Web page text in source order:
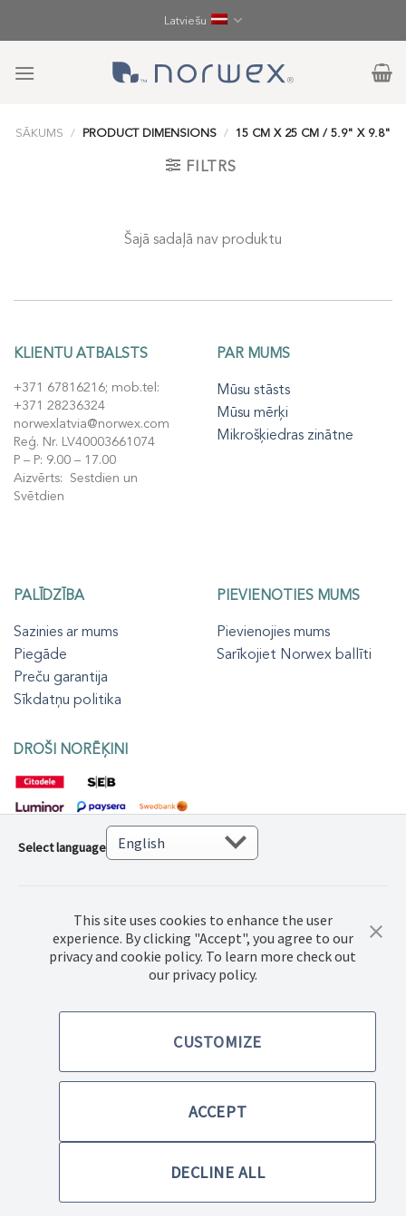
Latviešu
SĀKUMS / PRODUCT DIMENSIONS / 15 CM X 25 CM / 5.9" X 9.8"
FILTRS
Šajā sadaļā nav produktu
KLIENTU ATBALSTS
+371 67816216; mob.tel:
+371 28236324
norwexlatvia@norwex.com
Reģ. Nr. LV40003661074
P – P: 9.00 – 17.00
Aizvērts: Sestdien un
Svētdien
PAR MUMS
Mūsu stāsts
Mūsu mērķi
Mikrošķiedras zinātne
PALĪDZĪBA
Sazinies ar mums
Piegāde
Preču garantija
Sīkdatņu politika
PIEVIENOTIES MUMS
Pievienojies mums
Sarīkojiet Norwex ballīti
DROŠI NORĒĶINI
© 2022 Norwex Baltic SIA, Visas autortiesības aizsargātas
Select language
This site uses cookies to enhance the user
experience. By clicking "Accept", you agree to our
privacy and cookie policy. To learn more check out
our privacy policy.
CUSTOMIZE
ACCEPT
DECLINE ALL